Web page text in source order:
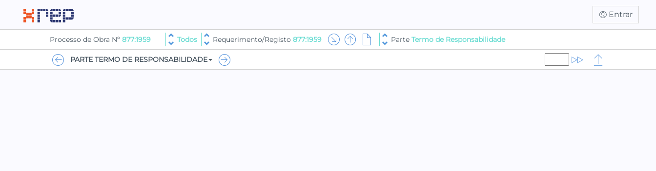
Entrar
Processo de Obra Nº 877:1959 Todos Requerimento/Registo 877:1959 Parte Termo de Responsabilidade
PARTE TERMO DE RESPONSABILIDADE